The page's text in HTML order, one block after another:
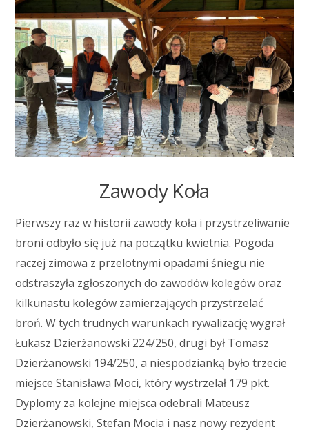
6 KWI 2025
Zawody Koła
Pierwszy raz w historii zawody koła i przystrzeliwanie
broni odbyło się już na początku kwietnia. Pogoda
raczej zimowa z przelotnymi opadami śniegu nie
odstraszyła zgłoszonych do zawodów kolegów oraz
kilkunastu kolegów zamierzających przystrzelać
broń. W tych trudnych warunkach rywalizację wygrał
Łukasz Dzierżanowski 224/250, drugi był Tomasz
Dzierżanowski 194/250, a niespodzianką było trzecie
miejsce Stanisława Moci, który wystrzelał 179 pkt.
Dyplomy za kolejne miejsca odebrali Mateusz
Dzierżanowski, Stefan Mocia i nasz nowy rezydent